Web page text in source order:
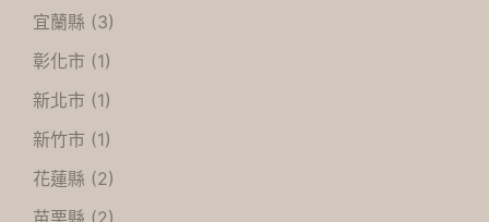
宜蘭縣 (3)
彰化市 (1)
新北市 (1)
新竹市 (1)
花蓮縣 (2)
苗栗縣 (2)